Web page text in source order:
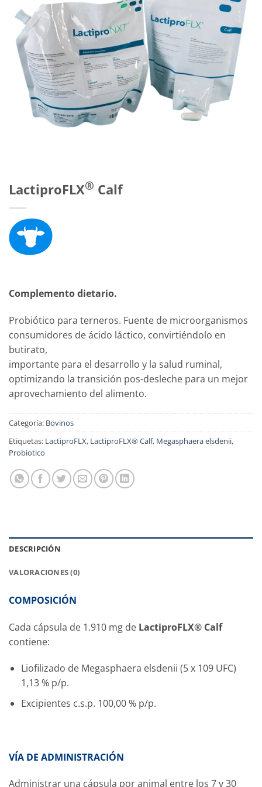
LactiproFLX® Calf
Complemento dietario.
Probiótico para terneros. Fuente de microorganismos
consumidores de ácido láctico, convirtiéndolo en
butirato,
importante para el desarrollo y la salud ruminal,
optimizando la transición pos-desleche para un mejor
aprovechamiento del alimento.
Categoría: Bovinos
Etiquetas: LactiproFLX, LactiproFLX® Calf, Megasphaera elsdenii,
Probiotico
DESCRIPCIÓN
VALORACIONES (0)
COMPOSICIÓN
Cada cápsula de 1.910 mg de LactiproFLX® Calf
contiene:
Liofilizado de Megasphaera elsdenii (5 x 109 UFC)
1,13 % p/p.
Excipientes c.s.p. 100,00 % p/p.
VÍA DE ADMINISTRACIÓN
Administrar una cápsula por animal entre los 7 y 30